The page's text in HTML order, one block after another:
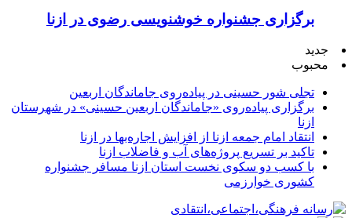
برگزاری جشنواره خوشنویسی رضوی در ازنا
جدید
محبوب
تجلی شور حسینی در پیاده‌روی جاماندگان اربعین
برگزاری پیاده‌روی «جاماندگان اربعین حسینی» در شهرستان
ازنا
انتقاد امام جمعه ازنا از افزایش اجاره‌بها در ازنا
تاکید بر تسریع پروژه‌های آب و فاضلاب ازنا
با کسب دو سکوی نخست استان ازنا مسافر جشنواره
کشوری خوارزمی